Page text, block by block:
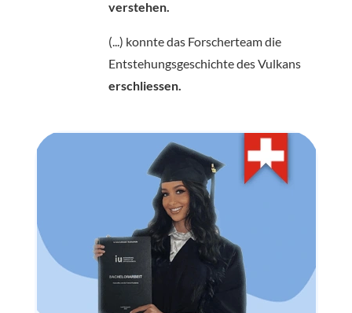
verstehen.
(...) konnte das Forscherteam die
Entstehungsgeschichte des Vulkans
erschliessen.